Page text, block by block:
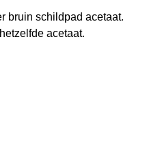
bruin schildpad acetaat.
acetaat.